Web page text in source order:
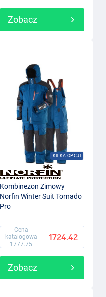
Zobacz
KILKA OPCJI
Kombinezon Zimowy
Norfin Winter Suit Tornado
Pro
Cena
katalogowa
1777.75
1724.42
Zobacz